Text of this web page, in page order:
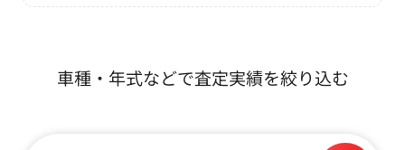
車種・年式などで査定実績を絞り込む